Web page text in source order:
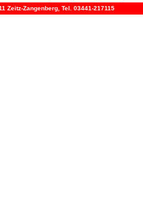
Zeitz-Zangenberg, Tel. 03441-217115